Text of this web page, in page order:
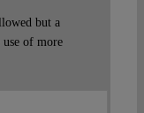
but a
of more